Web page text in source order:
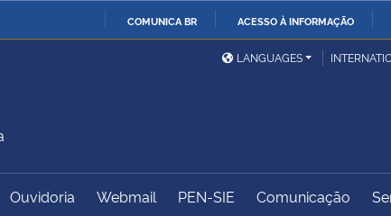
COMUNICA BR ACESSO À INFORMAÇÃO
Ministério da Defesa
Ministério das Relações
Exteriores
Ministério do
Controladoria-Geral da
LANGUAGES
Ouvidoria Webmail PEN-SIE Comunicação